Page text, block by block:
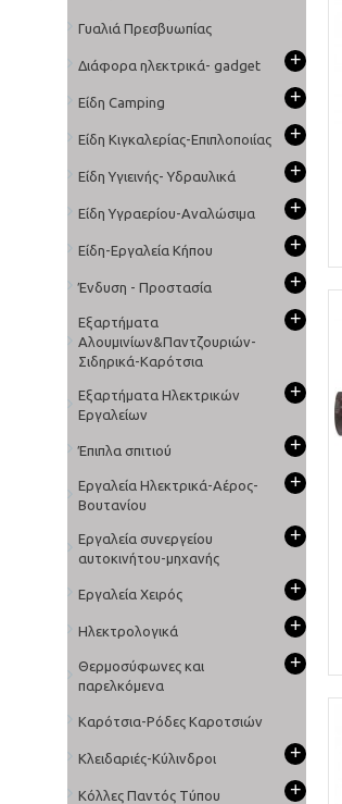
Γυαλιά Πρεσβυωπίας
Διάφορα ηλεκτρικά- gadget +
Είδη Camping +
Είδη Κιγκαλερίας-Επιπλοποιίας +
Είδη Υγιεινής- Υδραυλικά +
Είδη Υγραερίου-Αναλώσιμα +
Είδη-Εργαλεία Κήπου +
Ένδυση - Προστασία +
Εξαρτήματα
Αλουμινίων&Παντζουριών-
Σιδηρικά-Καρότσια
+
Εξαρτήματα Ηλεκτρικών
Εργαλείων
+
Έπιπλα σπιτιού +
Εργαλεία Ηλεκτρικά-Αέρος-
Βουτανίου
+
Εργαλεία συνεργείου
αυτοκινήτου-μηχανής
+
Εργαλεία Χειρός +
Ηλεκτρολογικά +
Θερμοσύφωνες και
παρελκόμενα
+
Καρότσια-Ρόδες Καροτσιών
Κλειδαριές-Κύλινδροι +
Κόλλες Παντός Τύπου +